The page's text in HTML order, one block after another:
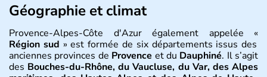
Géographie et climat
Provence-Alpes-Côte d'Azur également appelée «
Région sud » est formée de six départements issus des
anciennes provinces de Provence et du Dauphiné. Il s’agit
des Bouches-du-Rhône, du Vaucluse, du Var, des Alpes